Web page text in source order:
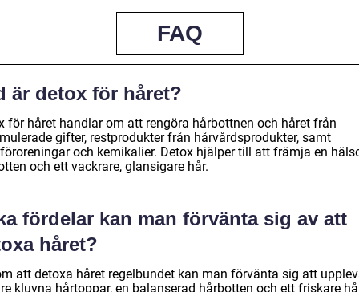
FAQ
är detox för håret?
för håret handlar om att rengöra hårbottnen och håret från
gifter, restprodukter från hårvårdsprodukter, samt
och kemikalier. Detox hjälper till att främja en
och ett vackrare, glansigare hår.
fördelar kan man förvänta sig av att
håret?
att detoxa håret regelbundet kan man förvänta sig att
kluvna hårtoppar, en balanserad hårbotten och ett friskare